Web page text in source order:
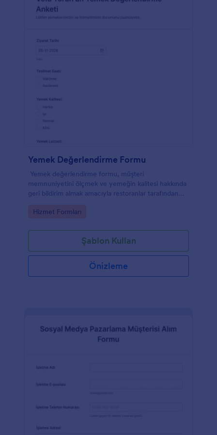
Yemek Değerlendirme Formu
Yemek değerlendirme formu, müşteri
memnuniyetini ölçmek ve yemeğin kalitesi hakkında
geri bildirim almak amacıyla restoranlar tarafından
Go to Category:
Hizmet Formları
Şablon Kullan
Önizleme